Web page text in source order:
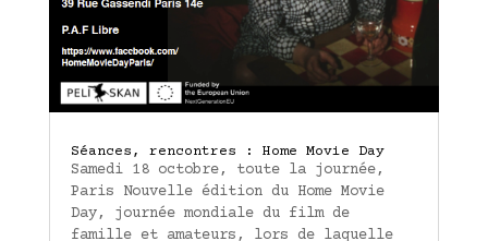
Séances, rencontres : Home Movie Day
Samedi 18 octobre, toute la journée,
Paris Nouvelle édition du Home Movie
Day, journée mondiale du film de
famille et amateurs, lors de laquelle